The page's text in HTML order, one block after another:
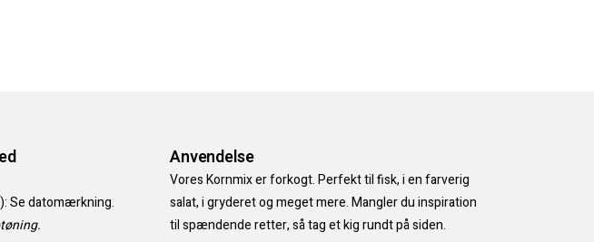
Se datomærkning.
Anvendelse
Vores Kornmix er forkogt. Perfekt til fisk, i en farverig
salat, i gryderet og meget mere. Mangler du inspiration
til spændende retter, så tag et kig rundt på siden.